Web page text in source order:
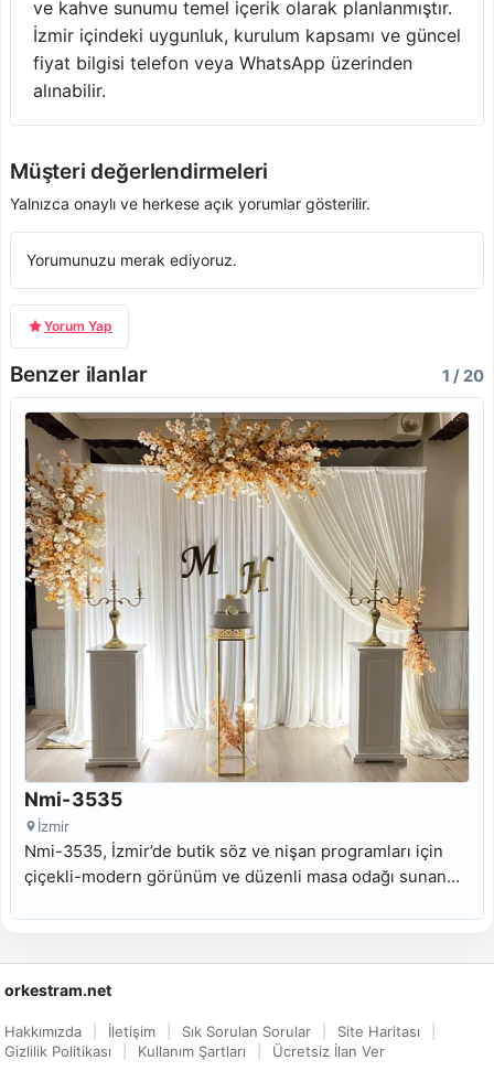
ve kahve sunumu temel içerik olarak planlanmıştır.
İzmir içindeki uygunluk, kurulum kapsamı ve güncel
fiyat bilgisi telefon veya WhatsApp üzerinden
alınabilir.
Müşteri değerlendirmeleri
Yalnızca onaylı ve herkese açık yorumlar gösterilir.
Yorumunuzu merak ediyoruz.
Yorum Yap
Benzer ilanlar 1 / 20
Nmi-3535
İzmir
Nmi-3535, İzmir’de butik söz ve nişan programları için
çiçekli-modern görünüm ve düzenli masa odağı sunan
orkestram.net
Hakkımızda İletişim Sık Sorulan Sorular
Site Haritası
Gizlilik Politikası
Kullanım Şartları Ücretsiz İlan Ver